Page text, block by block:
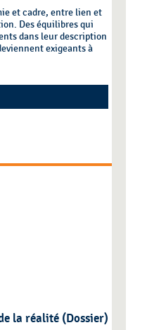
et cadre, entre lien et
Des équilibres qui
dans leur description
exigeants à
la réalité (Dossier)